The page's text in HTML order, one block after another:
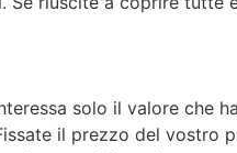
solo il valore che
il prezzo del vostro